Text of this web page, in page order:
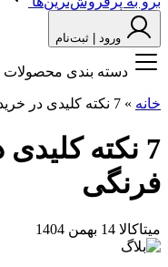
ورود | ثبت‌نام
دسته بندی محصولات
خانه » 7 نکته کلیدی در خرید درب توالت فرنگی
7 نکته
فرنگی
میتاکالا 14 بهمن 1404